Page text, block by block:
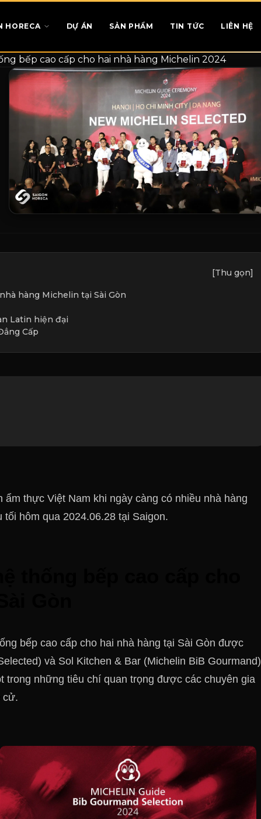
HORECA DỰ ÁN SẢN PHẨM TIN TỨC LIÊN HỆ
bếp cao cấp cho hai nhà hàng Michelin 2024
[Thu gọn]
hàng Michelin tại Sài Gòn
Latin hiện đại
Cấp
thực Việt Nam khi ngày càng có nhiều nhà hàng
hôm qua 2024.06.28 tại Saigon.
bếp cao cấp cho hai nhà hàng tại Sài Gòn được
và Sol Kitchen & Bar (Michelin BiB Gourmand)
trong những tiêu chí quan trọng được các chuyên gia
cử.